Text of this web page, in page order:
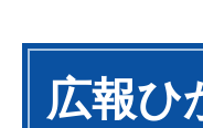
広報ひ